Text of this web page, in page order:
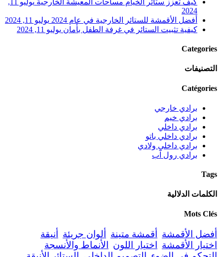
2024
أفضل الأقمشة للستائر الخارجية في عام 2024
يوليو 11, 2024
كيفية تثبيت الستائر في غرفة الطفل بأمان يوليو 11, 2024
Categories
التصنيفات
Catégories
برادي خارجي
برادي خيم
برادي داخلي
برادي داخلي باتو
برادي داخلي ولادي
برادي رول آب
Tags
الكلمات الدلالية
Mots Clés
أفضل الأقمشة أقمشة متينة ألوان جريئة
أنيقة
اختيار الأقمشة
اختيار اللون
الأنماط والأنسجة